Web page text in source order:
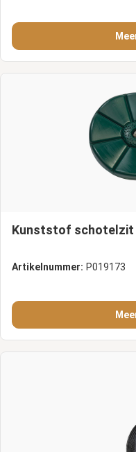
Kunststof schotelzit
Artikelnummer: P019173